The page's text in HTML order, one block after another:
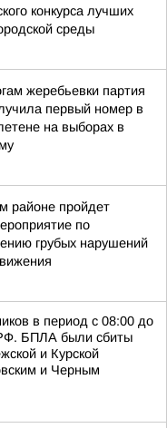
конкурса лучших
среды
жеребьевки партия
первый номер в
на выборах в
районе пройдет
по
грубых нарушений
в период с 08:00 до
БПЛА были сбиты
и Курской
и Черным